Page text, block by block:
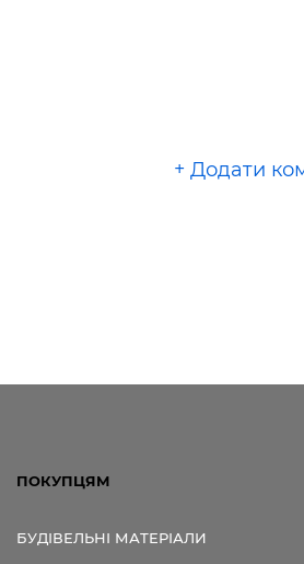
+ Додати
ПОКУПЦЯМ
БУДІВЕЛЬНІ МАТЕРІАЛИ